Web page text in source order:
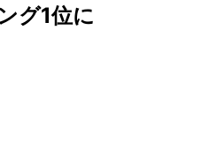
グ1位に